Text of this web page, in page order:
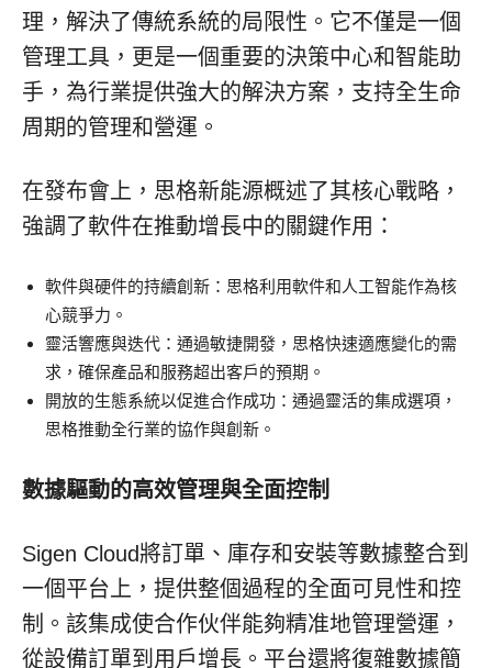
理，解決了傳統系統的局限性。它不僅是一個
管理工具，更是一個重要的決策中心和智能助
手，為行業提供強大的解決方案，支持全生命
周期的管理和營運。
在發布會上，思格新能源概述了其核心戰略，
強調了軟件在推動增長中的關鍵作用：
軟件與硬件的持續創新：思格利用軟件和人工智能作為核
心競爭力。
靈活響應與迭代：通過敏捷開發，思格快速適應變化的需
求，確保產品和服務超出客戶的預期。
開放的生態系統以促進合作成功：通過靈活的集成選項，
思格推動全行業的協作與創新。
數據驅動的高效管理與全面控制
Sigen Cloud將訂單、庫存和安裝等數據整合到
一個平台上，提供整個過程的全面可見性和控
制。該集成使合作伙伴能夠精准地管理營運，
從設備訂單到用戶增長。平台還將復雜數據簡